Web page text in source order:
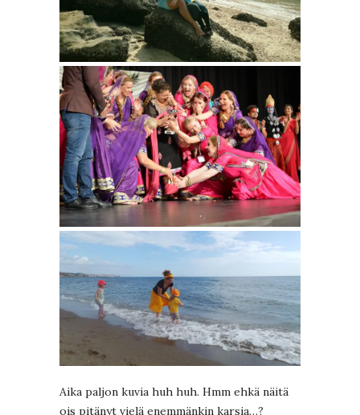
Aika paljon kuvia huh huh. Hmm ehkä näitä
ois pitänyt vielä enemmänkin karsia…?